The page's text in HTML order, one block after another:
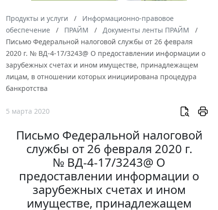
Продукты и услуги
Информационно-правовое
обеспечение
ПРАЙМ
Документы ленты ПРАЙМ
Письмо Федеральной налоговой службы от 26 февраля
2020 г. № ВД-4-17/3243@ О предоставлении информации о
зарубежных счетах и ином имуществе, принадлежащем
лицам, в отношении которых инициирована процедура
банкротства
5 марта 2020
Письмо Федеральной налоговой
службы от 26 февраля 2020 г.
№ ВД-4-17/3243@ О
предоставлении информации о
зарубежных счетах и ином
имуществе, принадлежащем